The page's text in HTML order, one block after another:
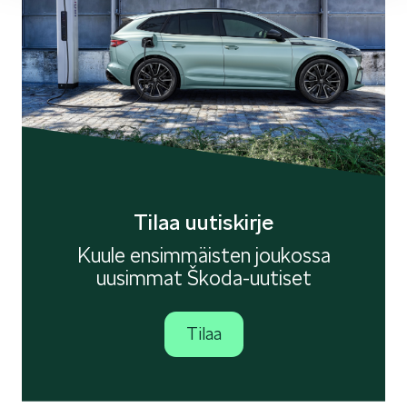
SCALA
KAROQ
Tilaa uutiskirje
Kuule ensimmäisten joukossa
uusimmat Škoda-uutiset
Tilaa